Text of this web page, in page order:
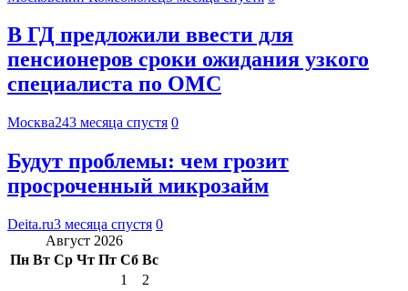
В ГД предложили ввести для
пенсионеров сроки ожидания узкого
специалиста по ОМС
Москва243 месяца спустя 0
Будут проблемы: чем грозит
просроченный микрозайм
Deita.ru3 месяца спустя 0
Август 2026
Пн Вт Ср Чт Пт Сб Вс
1
2